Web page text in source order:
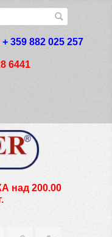
+ 359 882 025 257
6441
над 200.00